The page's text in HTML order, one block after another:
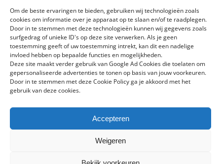
Om de beste ervaringen te bieden, gebruiken wij technologieën zoals
cookies om informatie over je apparaat op te slaan en/of te raadplegen.
Door in te stemmen met deze technologieën kunnen wij gegevens zoals
surfgedrag of unieke ID's op deze site verwerken. Als je geen
toestemming geeft of uw toestemming intrekt, kan dit een nadelige
invloed hebben op bepaalde functies en mogelijkheden.
Deze site maakt verder gebruik van Google Ad Cookies die toelaten om
gepersonaliseerde advertenties te tonen op basis van jouw voorkeuren.
Door in te stemmen met deze Cookie Policy ga je akkoord met het
gebruik van deze cookies.
Accepteren
Weigeren
Copyright 2016 - 2024 Sylvain Goldberg | All Rights Reserved |